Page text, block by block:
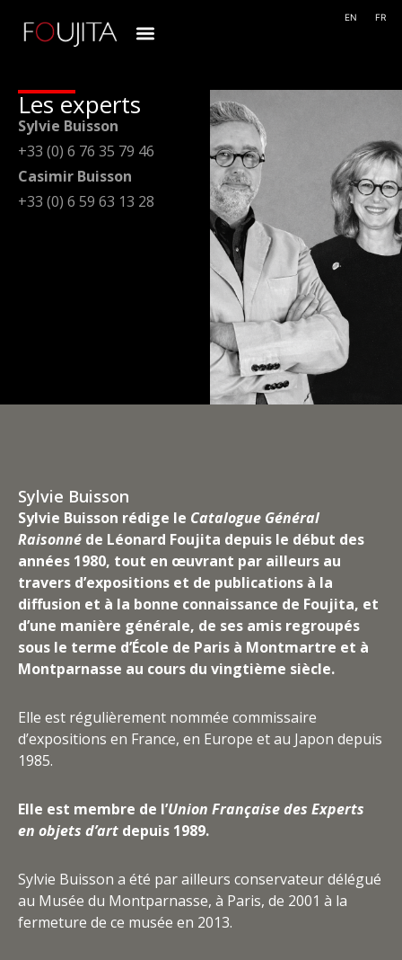
EN FR
Les experts
Sylvie Buisson
+33 (0) 6 76 35 79 46
Casimir Buisson
+33 (0) 6 59 63 13 28
Sylvie Buisson
Sylvie Buisson rédige le Catalogue Général
Raisonné de Léonard Foujita depuis le début des
années 1980, tout en œuvrant par ailleurs au
travers d’expositions et de publications à la
diffusion et à la bonne connaissance de Foujita, et
d’une manière générale, de ses amis regroupés
sous le terme d’École de Paris à Montmartre et à
Montparnasse au cours du vingtième siècle.
Elle est régulièrement nommée commissaire
d’expositions en France, en Europe et au Japon depuis
1985.
Elle est membre de l’Union Française des Experts
en objets d’art depuis 1989.
Sylvie Buisson a été par ailleurs conservateur délégué
au Musée du Montparnasse, à Paris, de 2001 à la
fermeture de ce musée en 2013.